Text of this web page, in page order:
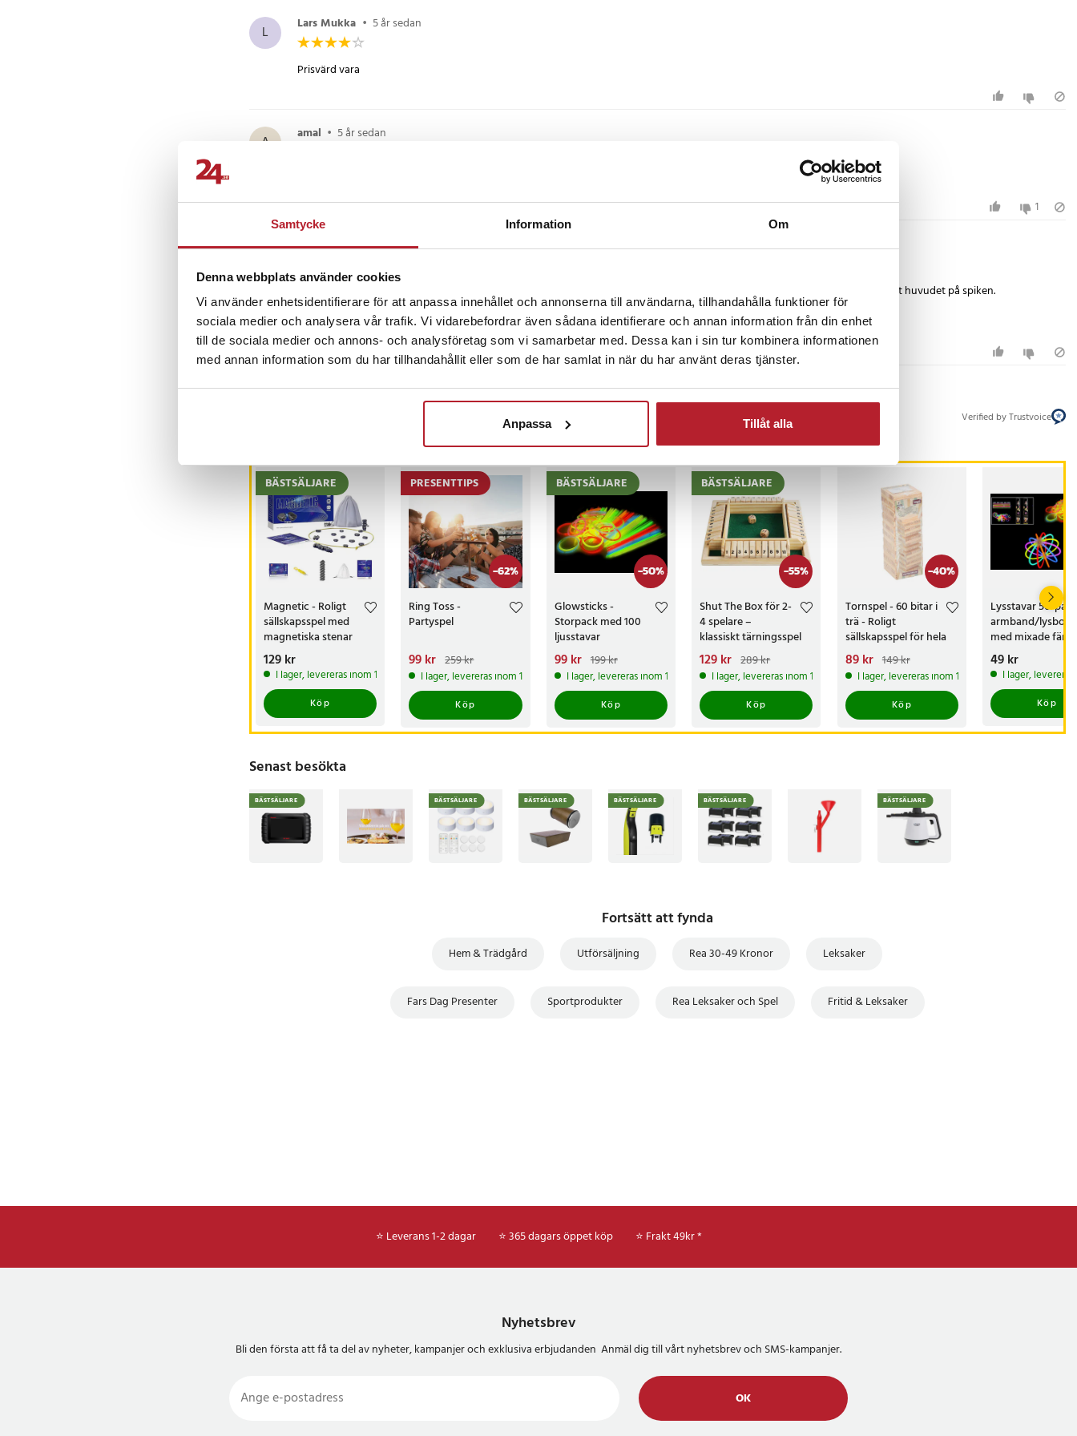
Samtycke Information Om
Denna webbplats använder cookies
Vi använder enhetsidentifierare för att anpassa innehållet och annonserna till användarna, tillhandahålla funktioner för
sociala medier och analysera vår trafik. Vi vidarebefordrar även sådana identifierare och annan information från din enhet
till de sociala medier och annons- och analysföretag som vi samarbetar med. Dessa kan i sin tur kombinera informationen
med annan information som du har tillhandahållit eller som de har samlat in när du har använt deras tjänster.
Anpassa Tillåt alla
Artikelnummer:77712
L Lars Mukka • 5 år sedan
Prisvärd vara
A amal • 5 år sedan
1
NL Noah L•9 månader sedan
Jag tyckte inte att den var så bra eftersom den på något sätt skar mig i händerna flera gånger. Jag tror att jag kanske har träffat huvudet på spiken.
Översatt från danska •Visa original
Visa fler recensioner
Verified by Trustvoice
BÄSTSÄLJARE
Magnetic - Roligt
sällskapsspel med
magnetiska stenar
Pris :129 kr
129 kr
I lager, levereras inom 1-2 vardagar
Köp
-62%
PRESENTTIPS
Ring Toss -
Partyspel
Nuvarande pris
99 krTidigare pris:
259 kr
99 kr 259 kr
I lager, levereras inom 1-2 vardagar
Köp
-50%
BÄSTSÄLJARE
Glowsticks -
Storpack med 100
ljusstavar
Nuvarande pris
99 krTidigare pris:
199 kr
99 kr 199 kr
I lager, levereras inom 1-2 vardagar
Köp
-55%
BÄSTSÄLJARE
Shut The Box för 2-
4 spelare –
klassiskt tärningsspel
för hela familjen
Nuvarande pris
129 krTidigare pris:
289 kr
129 kr 289 kr
I lager, levereras inom 1-2 vardagar
Köp
-40%
Tornspel - 60 bitar i
trä - Roligt
sällskapsspel för hela
familjen
Nuvarande pris
89 krTidigare pris:
149 kr
89 kr 149 kr
I lager, levereras inom 1-2 vardagar
Köp
Lysstavar 50-
armband/lysboll
med mixade
Pris:49 kr
49 kr
I lager,
Köp
Senast besökta
BÄSTSÄLJARE BÄSTSÄLJARE BÄSTSÄLJARE BÄSTSÄLJARE BÄSTSÄLJARE BÄSTSÄLJARE
Fortsätt att fynda
Hem & Trädgård Utförsäljning Rea 30-49 Kronor Leksaker
Fars Dag Presenter Sportprodukter Rea Leksaker och Spel Fritid & Leksaker
⭐ Leverans 1-2 dagar ⭐ 365 dagars öppet köp ⭐ Frakt 49kr *
Nyhetsbrev
Bli den första att få ta del av nyheter, kampanjer och exklusiva erbjudanden Anmäl dig till vårt nyhetsbrev och SMS-kampanjer.
OK